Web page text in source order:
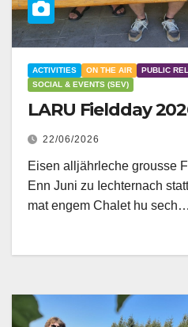
ACTIVITIES ON THE AIR
PUBLIC
SOCIAL & EVENTS (SEV)
LARU Fieldday
22/06/2026
Eisen alljährleche grousse
Enn Juni zu Iechternach
mat engem Chalet hu sech…